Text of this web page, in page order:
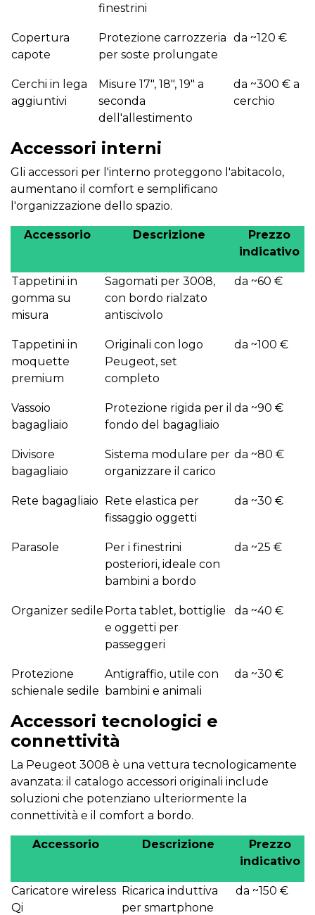
finestrini
Copertura
capote
Protezione carrozzeria
per soste prolungate
da ~120 €
Cerchi in lega
aggiuntivi
Misure 17", 18", 19" a
seconda
dell'allestimento
da ~300 € a
cerchio
Accessori interni
Gli accessori per l'interno proteggono l'abitacolo,
aumentano il comfort e semplificano
l'organizzazione dello spazio.
Accessorio Descrizione
Prezzo
indicativo
Tappetini in
gomma su
misura
Sagomati per 3008,
con bordo rialzato
antiscivolo
da ~60 €
Tappetini in
moquette
premium
Originali con logo
Peugeot, set
completo
da ~100 €
Vassoio
bagagliaio
Protezione rigida per il
fondo del bagagliaio
da ~90 €
Divisore
bagagliaio
Sistema modulare per
organizzare il carico
da ~80 €
Rete bagagliaio Rete elastica per
fissaggio oggetti
da ~30 €
Parasole
Per i finestrini
posteriori, ideale con
bambini a bordo
da ~25 €
Organizer sedile Porta tablet, bottiglie
e oggetti per
passeggeri
da ~40 €
Protezione
schienale sedile
Antigraffio, utile con
bambini e animali
da ~30 €
Accessori tecnologici e
connettività
La Peugeot 3008 è una vettura tecnologicamente
avanzata: il catalogo accessori originali include
soluzioni che potenziano ulteriormente la
connettività e il comfort a bordo.
Accessorio Descrizione
Prezzo
indicativo
Caricatore wireless
Qi
Ricarica induttiva
per smartphone
da ~150 €